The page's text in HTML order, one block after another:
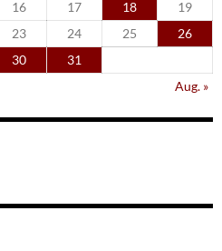
16 17 18
19
23 24 25
26
30
31
Aug. »